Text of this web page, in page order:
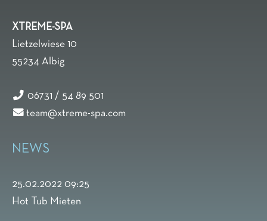
XTREME-SPA
Lietzelwiese 10
55234 Albig
06731 / 54 89 501
team@xtreme-spa.com
NEWS
25.02.2022 09:25
Hot Tub Mieten